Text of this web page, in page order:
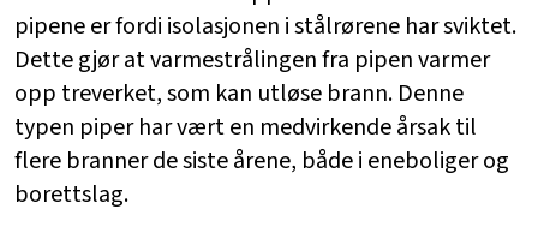
pipene er fordi isolasjonen i stålrørene har sviktet.
Dette gjør at varmestrålingen fra pipen varmer
opp treverket, som kan utløse brann. Denne
typen piper har vært en medvirkende årsak til
flere branner de siste årene, både i eneboliger og
borettslag.